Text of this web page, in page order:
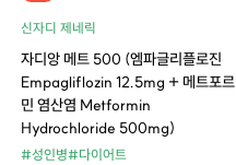
신자디 제네릭
자디앙 메트 500 (엠파글리플로진
Empagliflozin 12.5mg + 메트포르
민 염산염 Metformin
Hydrochloride 500mg)
#성인병#다이어트